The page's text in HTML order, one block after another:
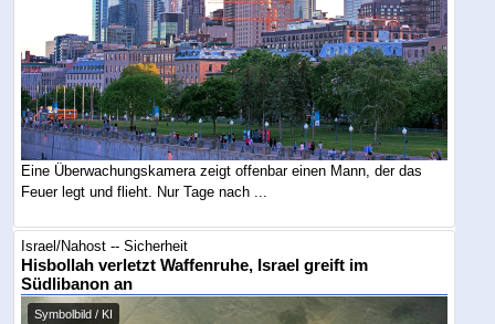
Eine Überwachungskamera zeigt offenbar einen Mann, der das
Feuer legt und flieht. Nur Tage nach ...
Israel/Nahost -- Sicherheit
Hisbollah verletzt Waffenruhe, Israel greift im
Südlibanon an
Symbolbild / KI